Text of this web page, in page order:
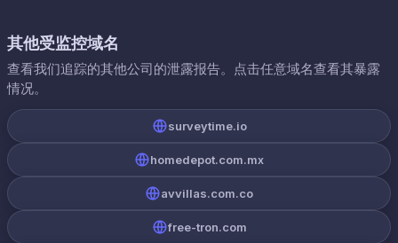
其他受监控域名
查看我们追踪的其他公司的泄露报告。点击任意域名查看其暴露
情况。
surveytime.io
homedepot.com.mx
avvillas.com.co
free-tron.com